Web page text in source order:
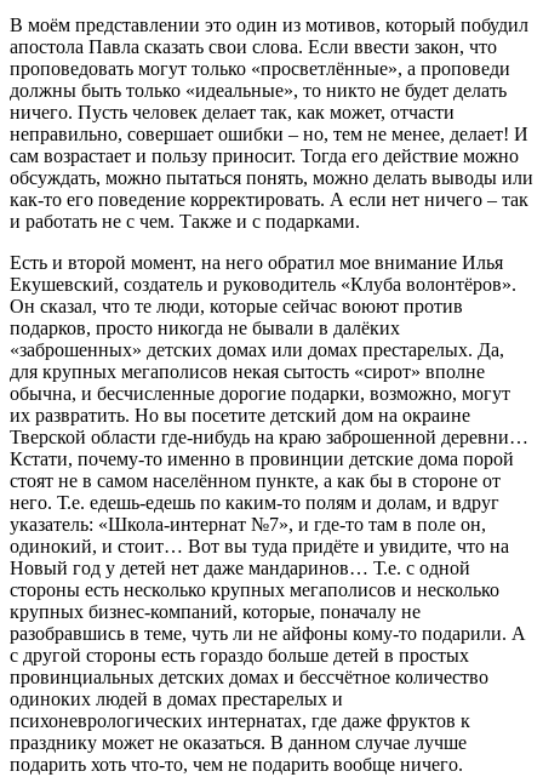
В моём представлении это один из мотивов, который побудил
апостола Павла сказать свои слова. Если ввести закон, что
проповедовать могут только «просветлённые», а проповеди
должны быть только «идеальные», то никто не будет делать
ничего. Пусть человек делает так, как может, отчасти
неправильно, совершает ошибки – но, тем не менее, делает! И
сам возрастает и пользу приносит. Тогда его действие можно
обсуждать, можно пытаться понять, можно делать выводы или
как-то его поведение корректировать. А если нет ничего – так
и работать не с чем. Также и с подарками.
Есть и второй момент, на него обратил мое внимание Илья
Екушевский, создатель и руководитель «Клуба волонтёров».
Он сказал, что те люди, которые сейчас воюют против
подарков, просто никогда не бывали в далёких
«заброшенных» детских домах или домах престарелых. Да,
для крупных мегаполисов некая сытость «сирот» вполне
обычна, и бесчисленные дорогие подарки, возможно, могут
их развратить. Но вы посетите детский дом на окраине
Тверской области где-нибудь на краю заброшенной деревни…
Кстати, почему-то именно в провинции детские дома порой
стоят не в самом населённом пункте, а как бы в стороне от
него. Т.е. едешь-едешь по каким-то полям и долам, и вдруг
указатель: «Школа-интернат №7», и где-то там в поле он,
одинокий, и стоит… Вот вы туда придёте и увидите, что на
Новый год у детей нет даже мандаринов… Т.е. с одной
стороны есть несколько крупных мегаполисов и несколько
крупных бизнес-компаний, которые, поначалу не
разобравшись в теме, чуть ли не айфоны кому-то подарили. А
с другой стороны есть гораздо больше детей в простых
провинциальных детских домах и бессчётное количество
одиноких людей в домах престарелых и
психоневрологических интернатах, где даже фруктов к
празднику может не оказаться. В данном случае лучше
подарить хоть что-то, чем не подарить вообще ничего.